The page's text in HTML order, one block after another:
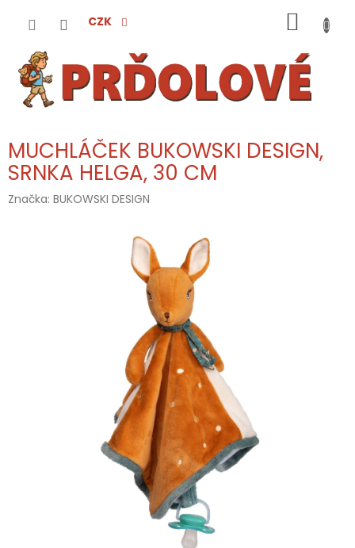
CZK
KOŠÍK
MUCHLÁČEK BUKOWSKI DESIGN,
SRNKA HELGA, 30 CM
Značka: BUKOWSKI DESIGN